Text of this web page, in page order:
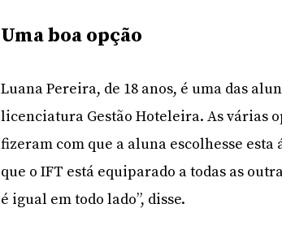
Uma boa opção
Luana Pereira, de 18 anos, é uma das
licenciatura Gestão Hoteleira. As várias
fizeram com que a aluna escolhesse
que o IFT está equiparado a todas as
é igual em todo lado”, disse.